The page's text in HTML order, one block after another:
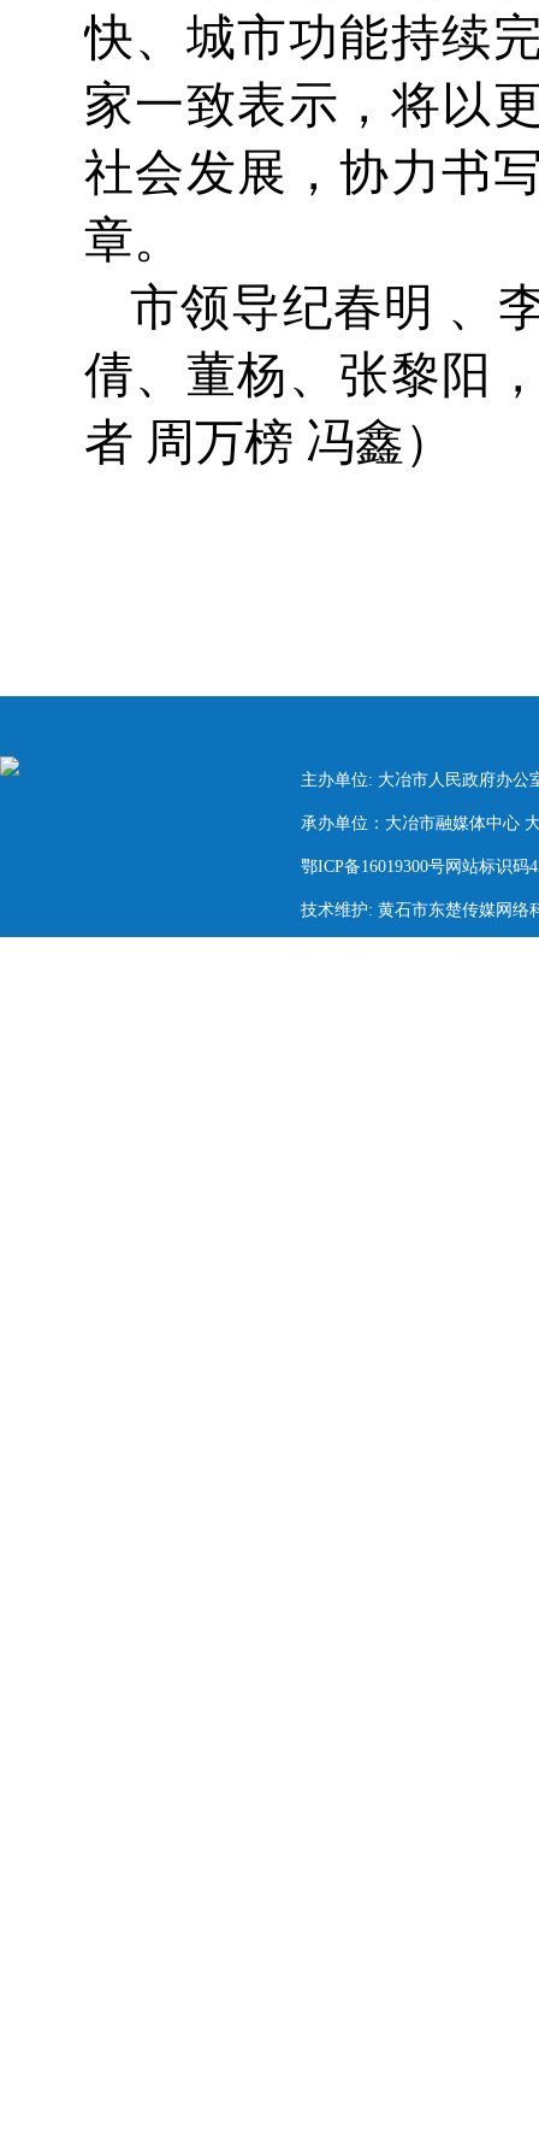
快、城市功能持续
家一致表示，将以
社会发展，协力书
章。
市领导纪春明 、
倩、董杨、张黎阳
者 周万榜 冯鑫）
主办单位: 大冶市人民政府办公
承办单位：大冶市融媒体中心
鄂ICP备16019300号网站标识码
技术维护: 黄石市东楚传媒网络